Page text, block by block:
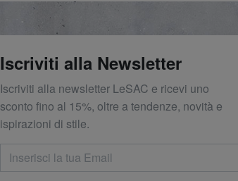
Iscriviti alla Newsletter
Iscriviti alla newsletter LeSAC e ricevi uno
sconto fino al 15%, oltre a tendenze, novità e
ispirazioni di stile.